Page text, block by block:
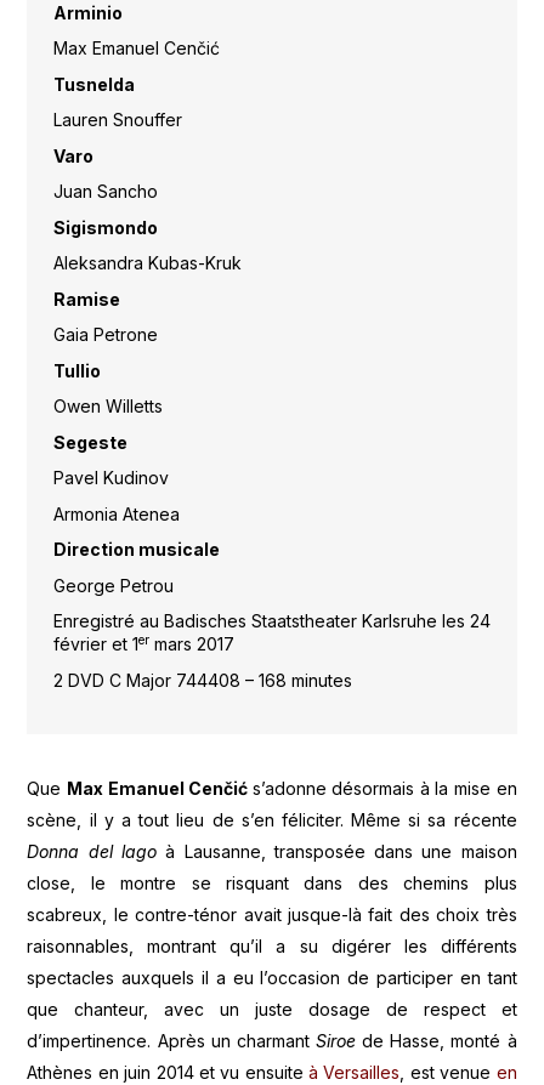
Arminio
Max Emanuel Cenčić
Tusnelda
Lauren Snouffer
Varo
Juan Sancho
Sigismondo
Aleksandra Kubas-Kruk
Ramise
Gaia Petrone
Tullio
Owen Willetts
Segeste
Pavel Kudinov
Armonia Atenea
Direction musicale
George Petrou
Enregistré au Badisches Staatstheater Karlsruhe les 24
février et 1ermars 2017
2 DVD C Major 744408 – 168 minutes
Que Max Emanuel Cenčić s’adonne désormais à la mise en
scène, il y a tout lieu de s’en féliciter. Même si sa récente
Donna del lagoà Lausanne, transposée dans une maison
close, le montre se risquant dans des chemins plus
scabreux, le contre-ténor avait jusque-là fait des choix très
raisonnables, montrant qu’il a su digérer les différents
spectacles auxquels il a eu l’occasion de participer en tant
que chanteur, avec un juste dosage de respect et
d’impertinence. Après un charmant Siroede Hasse, monté à
Athènes en juin 2014 et vu ensuiteà Versailles, est venue en